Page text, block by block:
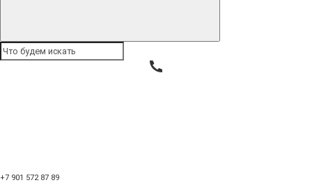
+7 901 572 87 89
Код Товара (А - Я)
Код Товара (Я - А)